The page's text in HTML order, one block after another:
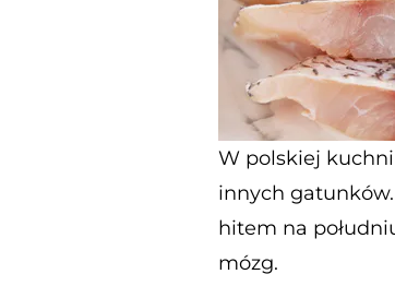
W polskiej
innych
hitem na
mózg.